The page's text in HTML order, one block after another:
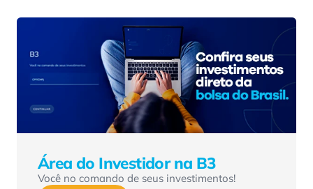
Área do Investidor na B3
Você no comando de seus investimentos!